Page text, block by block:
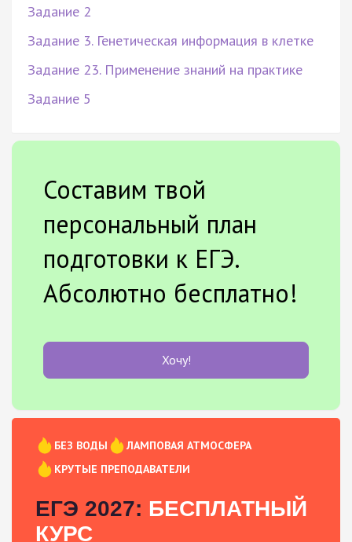
Задание 2
Задание 3. Генетическая информация в клетке
Задание 23. Применение знаний на практике
Задание 5
Составим твой
персональный план
подготовки к ЕГЭ.
Абсолютно бесплатно!
Хочу!
БЕЗ ВОДЫ
ЛАМПОВАЯ АТМОСФЕРА
КРУТЫЕ ПРЕПОДАВАТЕЛИ
ЕГЭ 2027: БЕСПЛАТНЫЙ
КУРС